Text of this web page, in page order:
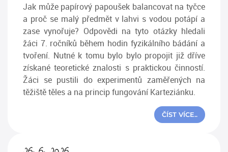
Jak může papírový papoušek balancovat na tyčce
a proč se malý předmět v lahvi s vodou potápí a
zase vynořuje? Odpovědi na tyto otázky hledali
žáci 7. ročníků během hodin fyzikálního bádání a
tvoření. Nutné k tomu bylo bylo propojit již dříve
získané teoretické znalosti s praktickou činností.
Žáci se pustili do experimentů zaměřených na
těžiště těles a na princip fungování Karteziánku.
ČÍST VÍCE..